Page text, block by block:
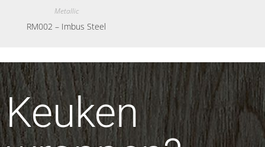
Metallic
RM002 – Imbus Steel
Keuken